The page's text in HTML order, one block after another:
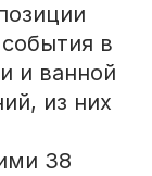
в
и ванной
из них
38